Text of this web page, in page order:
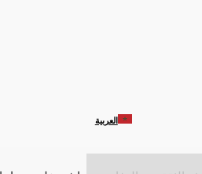
العربية